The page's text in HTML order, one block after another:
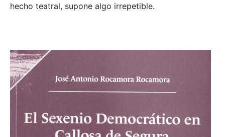
hecho teatral, supone algo irrepetible.